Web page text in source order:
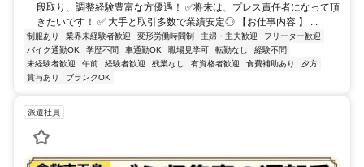
段取り、調整経験豊富な方優遇！ ✅将来は、プレス責任者になって頂
きたいです！ ✅ 大手と取引多数で業績安定◎ 【お仕事内容 】 ...
制服あり 業界未経験者歓迎 変形労働時間制 主婦・主夫歓迎
フリーター歓迎
バイク通勤OK
学歴不問 車通勤OK 職場見学可 転勤なし
経験不問
未経験者歓迎
午前 経験者歓迎 残業なし 有資格者歓迎 食費補助あり
夕方
賞与あり
ブランクOK
派遣社員